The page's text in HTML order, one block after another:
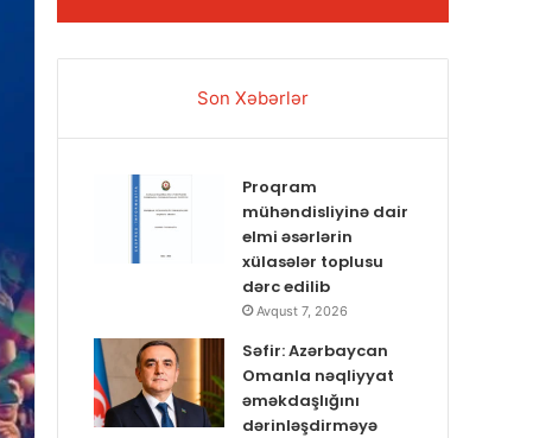
Son Xəbərlər
Proqram
mühəndisliyinə dair
elmi əsərlərin
xülasələr toplusu
dərc edilib
Avqust 7, 2026
Səfir: Azərbaycan
Omanla nəqliyyat
əməkdaşlığını
dərinləşdirməyə